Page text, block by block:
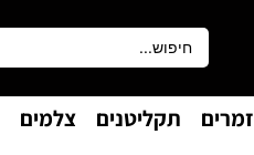
זמרים תקליטנים צלמים